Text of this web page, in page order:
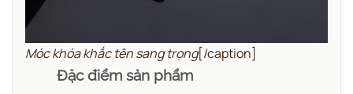
Móc khóa khắc tên sang trọng[/caption]
Đặc điểm sản phẩm